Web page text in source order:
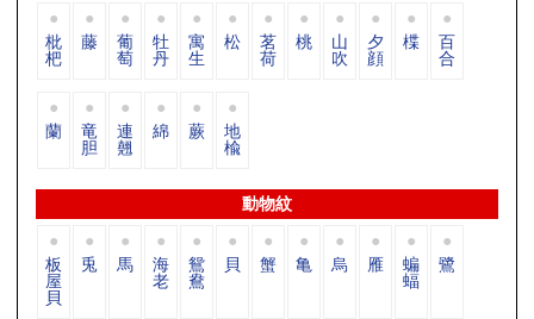
枇
杷
藤 葡
萄
牡
丹
寓
生
松 茗
荷
桃 山
吹
夕
顔
楪 百
合
蘭 竜
胆
連
翹
綿 蕨 地
楡
動物紋
板
屋
貝
兎 馬 海
老
鴛
鴦
貝 蟹 亀 烏 雁 蝙
蝠
鷺